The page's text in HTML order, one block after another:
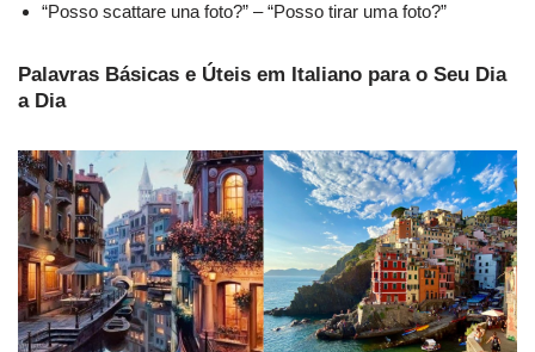
“Posso scattare una foto?” – “Posso tirar uma foto?”
Palavras Básicas e Úteis em Italiano para o Seu Dia
a Dia